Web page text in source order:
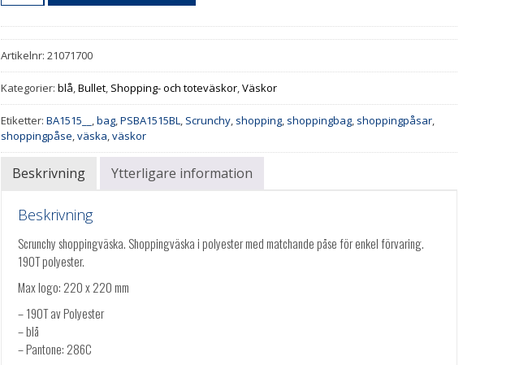
Artikelnr:21071700
Kategorier:blå,Bullet, Shopping- och toteväskor,Väskor
Etiketter:BA1515__ ,bag,PSBA1515BL, Scrunchy, shopping, shoppingbag, shoppingpåsar,
shoppingpåse,väska,väskor
Beskrivning Ytterligare information
Beskrivning
Scrunchy shoppingväska. Shoppingväska i polyester med matchande påse för enkel förvaring.
190T polyester.
Max logo: 220 x 220 mm
– 190T av Polyester
– blå
– Pantone: 286C